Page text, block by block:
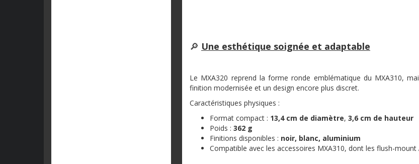
🔎 Une esthétique soignée et adaptable
Le MXA320 reprend la forme ronde emblématique du MXA310,
finition modernisée et un design encore plus discret.
Caractéristiques physiques :
Format compact : 13,4 cm de diamètre, 3,6 cm de hauteur
Poids : 362 g
Finitions disponibles : noir, blanc, aluminium
Compatible avec les accessoires MXA310, dont les flush-mount